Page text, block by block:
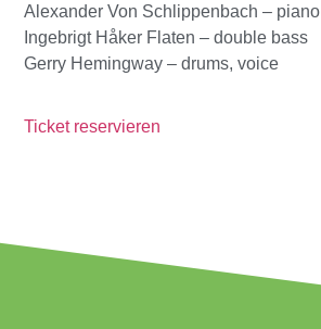
Alexander Von Schlippenbach – piano
Ingebrigt Håker Flaten – double bass
Gerry Hemingway – drums, voice
Ticket reservieren